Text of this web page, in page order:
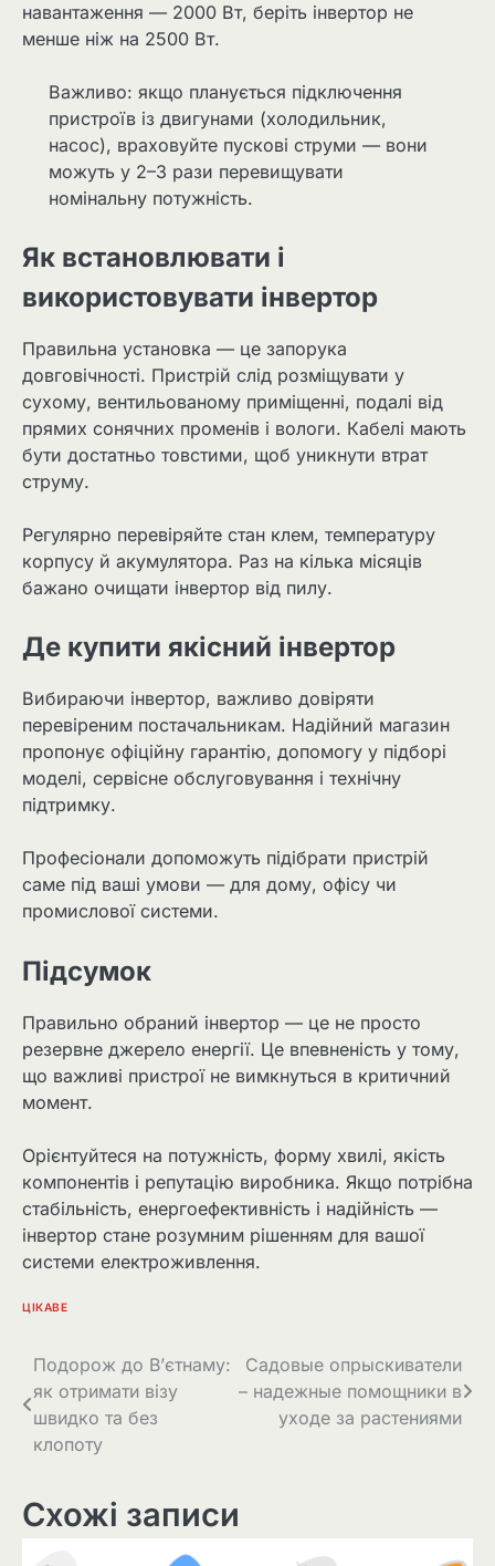
навантаження — 2000 Вт, беріть інвертор не
менше ніж на 2500 Вт.
Важливо: якщо планується підключення
пристроїв із двигунами (холодильник,
насос), враховуйте пускові струми — вони
можуть у 2–3 рази перевищувати
номінальну потужність.
Як встановлювати і
використовувати інвертор
Правильна установка — це запорука
довговічності. Пристрій слід розміщувати у
сухому, вентильованому приміщенні, подалі від
прямих сонячних променів і вологи. Кабелі мають
бути достатньо товстими, щоб уникнути втрат
струму.
Регулярно перевіряйте стан клем, температуру
корпусу й акумулятора. Раз на кілька місяців
бажано очищати інвертор від пилу.
Де купити якісний інвертор
Вибираючи інвертор, важливо довіряти
перевіреним постачальникам. Надійний магазин
пропонує офіційну гарантію, допомогу у підборі
моделі, сервісне обслуговування і технічну
підтримку.
Професіонали допоможуть підібрати пристрій
саме під ваші умови — для дому, офісу чи
промислової системи.
Підсумок
Правильно обраний інвертор — це не просто
резервне джерело енергії. Це впевненість у тому,
що важливі пристрої не вимкнуться в критичний
момент.
Орієнтуйтеся на потужність, форму хвилі, якість
компонентів і репутацію виробника. Якщо потрібна
стабільність, енергоефективність і надійність —
інвертор стане розумним рішенням для вашої
системи електроживлення.
ЦІКАВЕ
Навігація
записів
Подорож до В’єтнаму:
як отримати візу
швидко та без
клопоту
Садовые опрыскиватели
– надежные помощники в
уходе за растениями
Схожі записи